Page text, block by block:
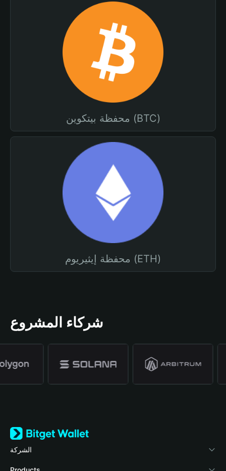
محفظة بيتكوين (BTC)
محفظة إيثيريوم (ETH)
شركاء المشروع
الشركة